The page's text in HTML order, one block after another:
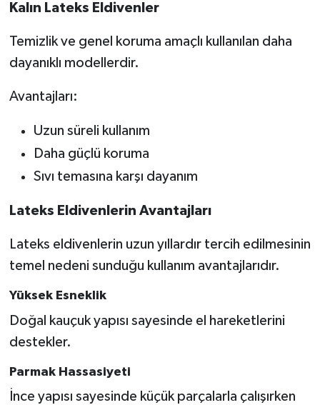
Kalın Lateks Eldivenler
Temizlik ve genel koruma amaçlı kullanılan daha
dayanıklı modellerdir.
Avantajları:
Uzun süreli kullanım
Daha güçlü koruma
Sıvı temasına karşı dayanım
Lateks Eldivenlerin Avantajları
Lateks eldivenlerin uzun yıllardır tercih edilmesinin
temel nedeni sunduğu kullanım avantajlarıdır.
Yüksek Esneklik
Doğal kauçuk yapısı sayesinde el hareketlerini
destekler.
Parmak Hassasiyeti
İnce yapısı sayesinde küçük parçalarla çalışırken